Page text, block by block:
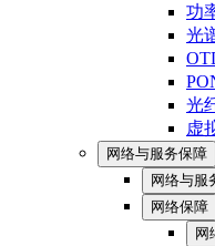
功
光
光
虚
网络与服务保障
网络与服
网络保障
网